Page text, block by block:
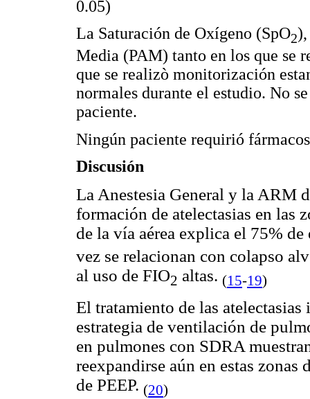
0.05)
La Saturación de Oxígeno (SpO2
Media (PAM) tanto en los que se
que se realizò monitorización
normales durante el estudio. No
paciente.
Ningún paciente requirió
Discusión
La Anestesia General y la ARM
formación de atelectasias en las
de la vía aérea explica el 75% de
vez se relacionan con colapso
al uso de FIO2 altas. (15-19)
El tratamiento de las atelectasias
estrategia de ventilación de
en pulmones con SDRA
reexpandirse aún en estas
de PEEP. (20)